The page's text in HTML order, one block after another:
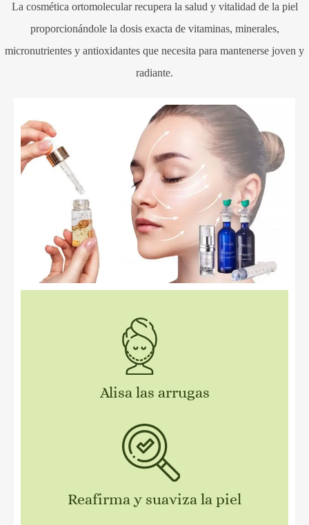
La cosmética ortomolecular recupera la salud y vitalidad de la piel
proporcionándole la dosis exacta de vitaminas, minerales,
micronutrientes y antioxidantes que necesita para mantenerse joven y
radiante.
Alisa las arrugas
Reafirma y suaviza la piel